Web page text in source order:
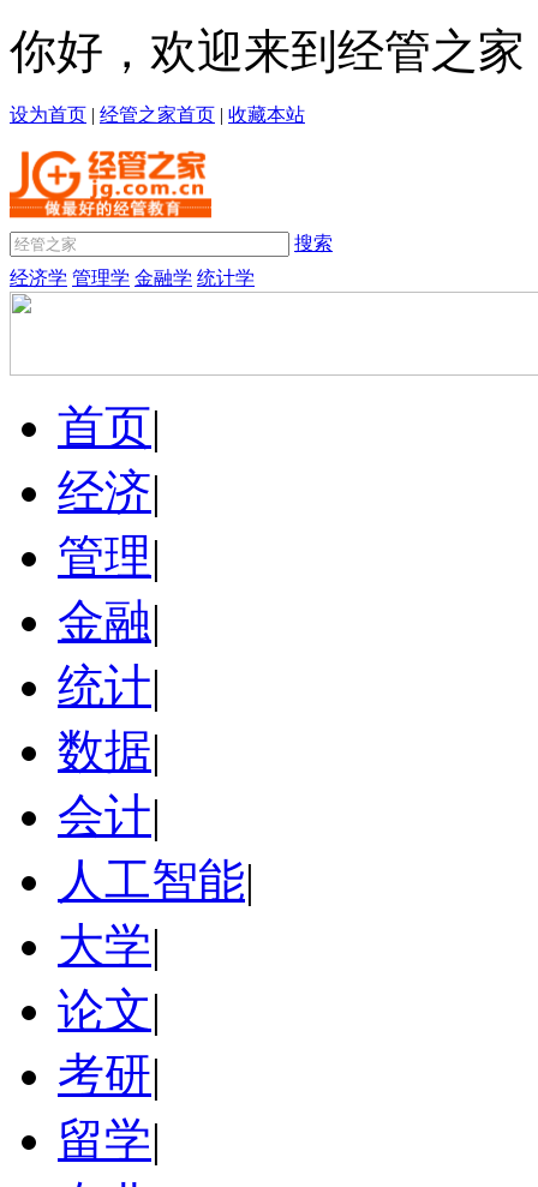
你好，欢迎来到经管之家
设为首页 | 经管之家首页 | 收藏本站
搜索
经济学 管理学 金融学 统计学
首页|
经济|
管理|
金融|
统计|
数据|
会计|
人工智能|
大学|
论文|
考研|
留学|